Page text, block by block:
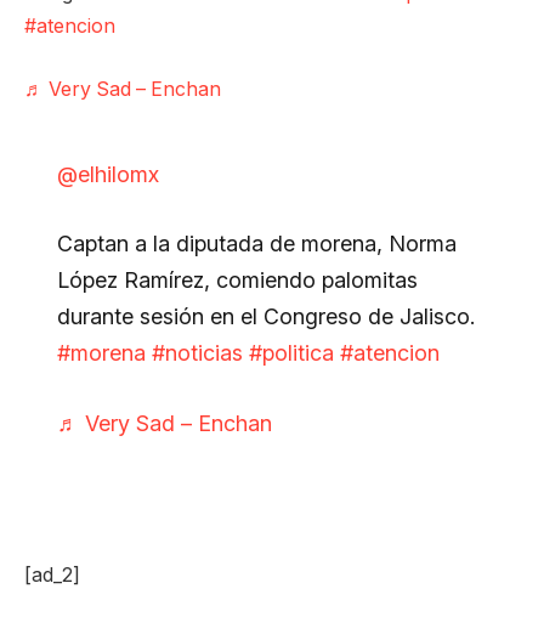
#atencion
♬ Very Sad – Enchan
@elhilomx
Captan a la diputada de morena, Norma
López Ramírez, comiendo palomitas
durante sesión en el Congreso de Jalisco.
#morena #noticias #politica #atencion
♬ Very Sad – Enchan
[ad_2]